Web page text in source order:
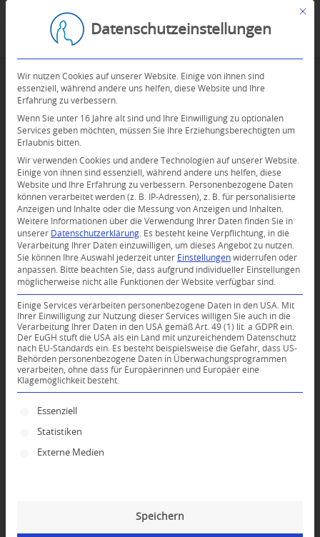
0
Dein Kommentar
An Diskussion beteiligen?
Hinterlassen Sie uns Ihren Kommentar!
Mit
Datenschutzeinstellungen
Wir nutzen Cookies auf unserer Website. Einige von ihnen sind
essenziell, während andere uns helfen, diese Website und Ihre
Erfahrung zu verbessern.
Wenn Sie unter 16 Jahre alt sind und Ihre Einwilligung zu optionalen
Services geben möchten, müssen Sie Ihre Erziehungsberechtigten um
Erlaubnis bitten.
Wir verwenden Cookies und andere Technologien auf unserer Website.
Einige von ihnen sind essenziell, während andere uns helfen, diese
Website und Ihre Erfahrung zu verbessern.
Personenbezogene Daten
können verarbeitet werden (z. B. IP-Adressen), z. B. für personalisierte
Anzeigen und Inhalte oder die Messung von Anzeigen und Inhalten.
Weitere Informationen über die Verwendung Ihrer Daten finden Sie in
unserer Datenschutzerklärung
Es besteht keine Verpflichtung, in die
Verarbeitung Ihrer Daten einzuwilligen, um dieses Angebot zu nutzen.
Sie können Ihre Auswahl jederzeit unter Einstellungen widerrufen oder
anpassen.
Bitte beachten Sie, dass aufgrund individueller Einstellungen
möglicherweise nicht alle Funktionen der Website verfügbar sind.
Einige Services verarbeiten personenbezogene Daten in den USA. Mit
Ihrer Einwilligung zur Nutzung dieser Services willigen Sie auch in die
Verarbeitung Ihrer Daten in den USA gemäß Art. 49 (1) lit. a GDPR ein.
Der EuGH stuft die USA als ein Land mit unzureichendem Datenschutz
nach EU-Standards ein. Es besteht beispielsweise die Gefahr, dass US-
Behörden personenbezogene Daten in Überwachungsprogrammen
verarbeiten, ohne dass für Europäerinnen und Europäer eine
Klagemöglichkeit besteht.
Es folgt eine Liste der Service-Gruppen, für die
Essenziell
Statistiken
Externe Medien
Speichern